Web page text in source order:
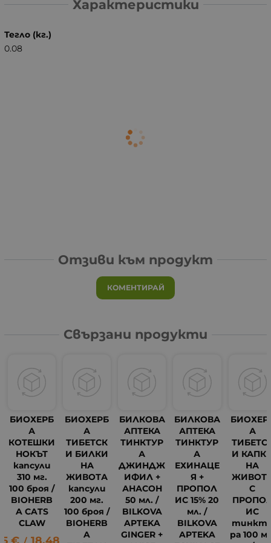
Характеристики
Тегло (кг.)
0.08
Отзиви към продукт
КОМЕНТИРАЙ
Свързани продукти
БИОХЕРБ
А
КОТЕШКИ
НОКЪТ
капсули
310 мг.
100 броя /
BIOHERB
A CATS
CLAW
€ 18.48 лв.
БИОХЕРБ
А
ТИБЕТСК
И БИЛКИ
НА
ЖИВОТА
капсули
200 мг.
100 броя /
BIOHERB
A
БИЛКОВА
АПТЕКА
ТИНКТУР
А
ДЖИНДЖ
ИФИЛ +
АНАСОН
50 мл. /
BILKOVA
APTEKA
GINGER +
БИЛКОВА
АПТЕКА
ТИНКТУР
А
ЕХИНАЦЕ
Я +
ПРОПОЛ
ИС 15% 20
мл. /
BILKOVA
APTEKA
А
И
НА
С
ИС
ра 100